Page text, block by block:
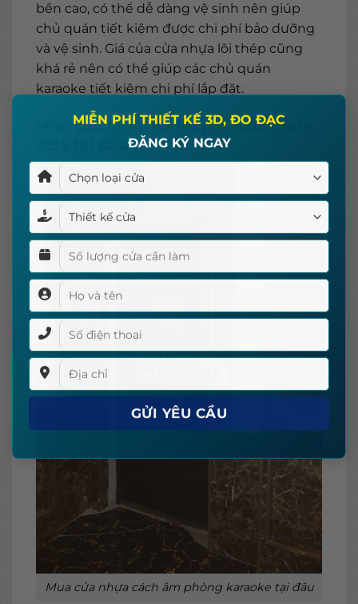
MIỄN PHÍ THIẾT KẾ 3D, ĐO ĐẠC
ĐĂNG KÝ NGAY
bền cao, có thể dễ dàng vệ sinh nên giúp
chủ quán tiết kiệm được chi phí bảo dưỡng
và vệ sinh. Giá của cửa nhựa lõi thép cũng
khá rẻ nên có thể giúp các chủ quán
karaoke tiết kiệm chi phí lắp đặt.
Mua cửa nhựa lõi thép và cửa nhựa
ABS tại đâu?
Mua cửa nhựa cách âm phòng karaoke tại đâu